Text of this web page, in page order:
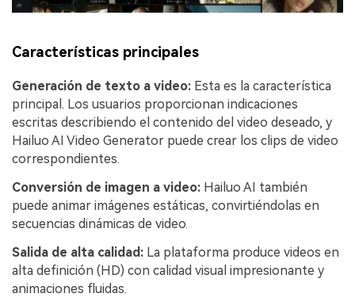
Características principales
Generación de texto a video: Esta es la característica
principal. Los usuarios proporcionan indicaciones
escritas describiendo el contenido del video deseado, y
Hailuo AI Video Generator puede crear los clips de video
correspondientes.
Conversión de imagen a video: Hailuo AI también
puede animar imágenes estáticas, convirtiéndolas en
secuencias dinámicas de video.
Salida de alta calidad: La plataforma produce videos en
alta definición (HD) con calidad visual impresionante y
animaciones fluidas.